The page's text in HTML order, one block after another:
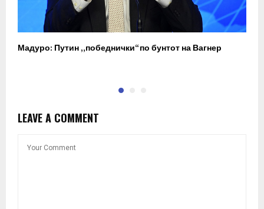
Мадуро: Путин „победнички“ по бунтот на Вагнер
LEAVE A COMMENT